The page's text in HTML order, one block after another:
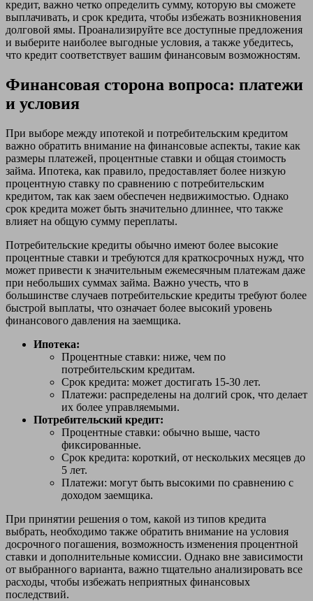
кредит, важно четко определить сумму, которую вы сможете
выплачивать, и срок кредита, чтобы избежать возникновения
долговой ямы. Проанализируйте все доступные предложения
и выберите наиболее выгодные условия, а также убедитесь,
что кредит соответствует вашим финансовым возможностям.
Финансовая сторона вопроса: платежи
и условия
При выборе между ипотекой и потребительским кредитом
важно обратить внимание на финансовые аспекты, такие как
размеры платежей, процентные ставки и общая стоимость
займа. Ипотека, как правило, предоставляет более низкую
процентную ставку по сравнению с потребительским
кредитом, так как заем обеспечен недвижимостью. Однако
срок кредита может быть значительно длиннее, что также
влияет на общую сумму переплаты.
Потребительские кредиты обычно имеют более высокие
процентные ставки и требуются для краткосрочных нужд, что
может привести к значительным ежемесячным платежам даже
при небольших суммах займа. Важно учесть, что в
большинстве случаев потребительские кредиты требуют более
быстрой выплаты, что означает более высокий уровень
финансового давления на заемщика.
Ипотека:
Процентные ставки: ниже, чем по
потребительским кредитам.
Срок кредита: может достигать 15-30 лет.
Платежи: распределены на долгий срок, что делает
их более управляемыми.
Потребительский кредит:
Процентные ставки: обычно выше, часто
фиксированные.
Срок кредита: короткий, от нескольких месяцев до
5 лет.
Платежи: могут быть высокими по сравнению с
доходом заемщика.
При принятии решения о том, какой из типов кредита
выбрать, необходимо также обратить внимание на условия
досрочного погашения, возможность изменения процентной
ставки и дополнительные комиссии. Однако вне зависимости
от выбранного варианта, важно тщательно анализировать все
расходы, чтобы избежать неприятных финансовых
последствий.